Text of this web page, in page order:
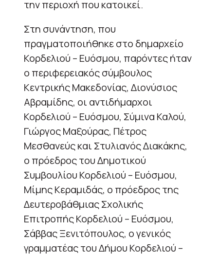
την περιοχή που κατοικεί.
Στη συνάντηση, που
πραγματοποιήθηκε στο δημαρχείο
Κορδελιού – Ευόσμου, παρόντες ήταν
ο περιφερειακός σύμβουλος
Κεντρικής Μακεδονίας, Διονύσιος
Αβραμίδης, οι αντιδήμαρχοι
Κορδελιού – Ευόσμου, Σύμινα Καλού,
Γιώργος Μαξούρας, Πέτρος
Μεσθανεύς και Στυλιανός Διακάκης,
ο πρόεδρος του Δημοτικού
Συμβουλίου Κορδελιού – Ευόσμου,
Μίμης Κεραμιδάς, ο πρόεδρος της
Δευτεροβάθμιας Σχολικής
Επιτροπής Κορδελιού – Ευόσμου,
Σάββας Ξενιτόπουλος, ο γενικός
γραμματέας του Δήμου Κορδελιού –